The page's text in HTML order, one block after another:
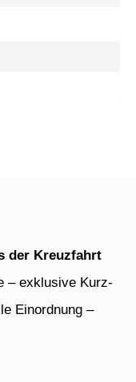
der Kreuzfahrt
– exklusive Kurz-
Einordnung –